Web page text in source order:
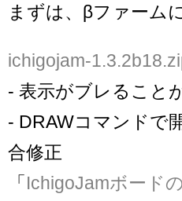
まずは、βファーム
ichigojam-
- 表示がブレること
- DRAWコマンドで
合修正
「IchigoJamボード